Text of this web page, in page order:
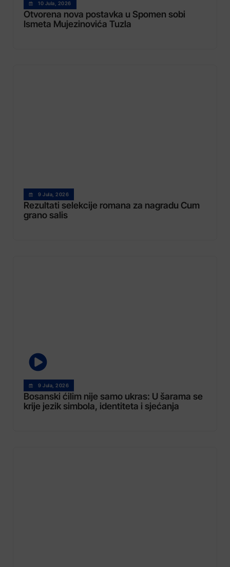
10 Jula, 2026
Otvorena nova postavka u Spomen sobi
Ismeta Mujezinovića Tuzla
9 Jula, 2026
Rezultati selekcije romana za nagradu Cum
grano salis
9 Jula, 2026
Bosanski ćilim nije samo ukras: U šarama se
krije jezik simbola, identiteta i sjećanja